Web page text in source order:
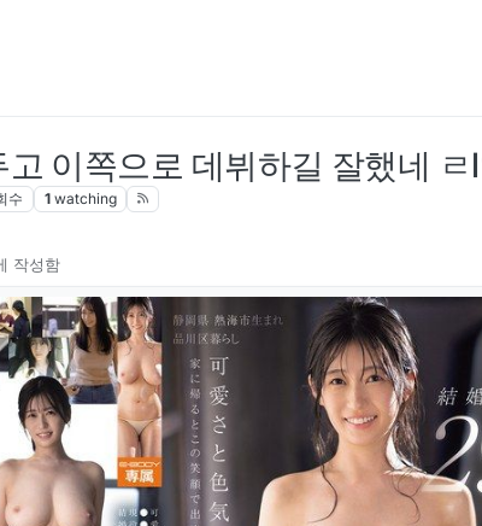
이쪽으로 데뷔하길 잘했네 ㄹ
수 1 watching
작성함